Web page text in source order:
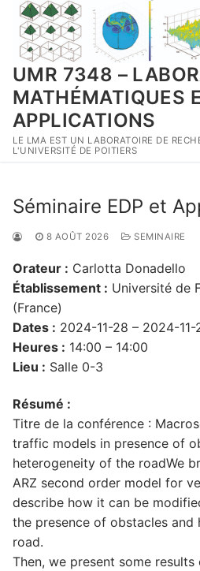
Aller
contenu
UMR 7348 –
MATHÉMATIQUES
APPLICATIONS
LE LMA EST UN LABORATOIRE DE
L'UNIVERSITÉ DE POITIERS
Rechercher :
Séminaire EDP et
8 AOÛT 2026 SEMINAIRE
Orateur : Carlotta Donadello
Établissement : Université de
(France)
Dates : 2024-11-28 – 2024-11-
Heures : 14:00 – 14:00
Lieu : Salle 0-3
Résumé :
Titre de la conférence :
traffic models in presence of
heterogeneity of the roadWe
ARZ second order model for
describe how it can be
the presence of obstacles
road.
Then, we present some